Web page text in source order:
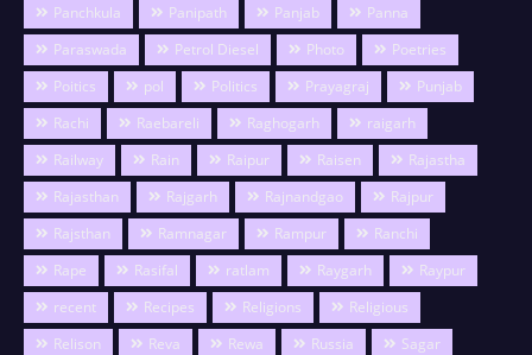
Panchkula
Panipath Panjab
Panna
Paraswada
Petrol Diesel Photo
Poetries
Poitics
pol Politics Prayagraj
Punjab
Rachi
Raebareli Raghogarh
raigarh
Railway
Rain Raipur Raisen
Rajastha
Rajasthan
Rajgarh Rajnandgao
Rajpur
Rajsthan
Ramnagar Rampur
Ranchi
Rape
Rasifal ratlam Raygarh
Raypur
recent
Recipes Religions
Religious
Relison
Reva Rewa Russia
Sagar